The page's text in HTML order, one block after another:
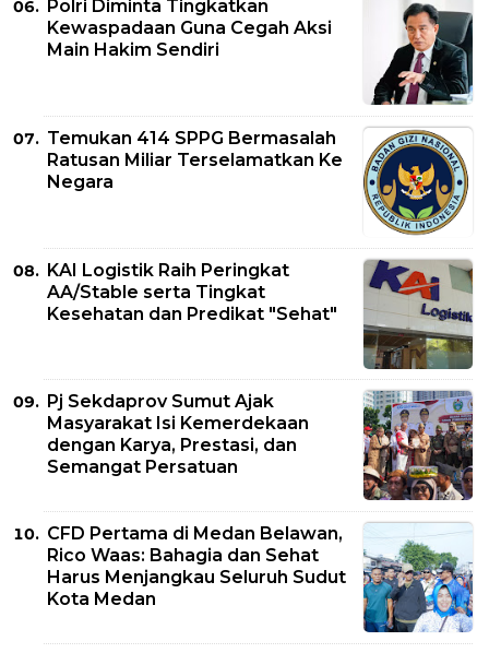
Polri Diminta Tingkatkan
Kewaspadaan Guna Cegah Aksi
Main Hakim Sendiri
Temukan 414 SPPG Bermasalah
Ratusan Miliar Terselamatkan Ke
Negara
KAI Logistik Raih Peringkat
AA/Stable serta Tingkat
Kesehatan dan Predikat "Sehat"
Pj Sekdaprov Sumut Ajak
Masyarakat Isi Kemerdekaan
dengan Karya, Prestasi, dan
Semangat Persatuan
CFD Pertama di Medan Belawan,
Rico Waas: Bahagia dan Sehat
Harus Menjangkau Seluruh Sudut
Kota Medan